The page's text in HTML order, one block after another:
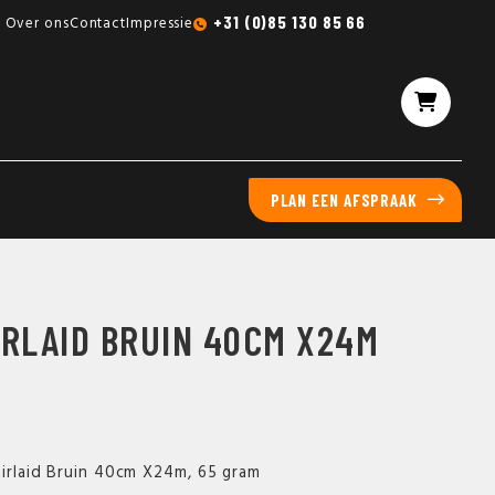
Gratis sampleboxen mogelijk
Over onsContactImpressie +31 (0)85 130 85 66
PLAN EEN AFSPRAAK
BRUIN 40CM X24M
Bruin 40cm X24m, 65 gram